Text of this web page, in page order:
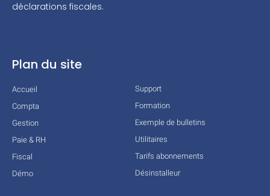
déclarations fiscales.
Plan du site
Accueil
Compta
Gestion
Paie & RH
Fiscal
Démo
Support
Formation
Exemple de bulletins
Utilitaires
Tarifs abonnements
Désinstalleur